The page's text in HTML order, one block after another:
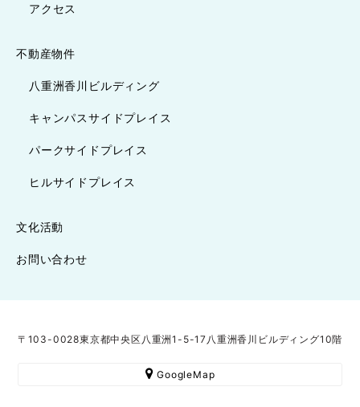
アクセス
不動産物件
八重洲香川ビルディング
キャンパスサイドプレイス
パークサイドプレイス
ヒルサイドプレイス
文化活動
お問い合わせ
〒103-0028東京都中央区八重洲1-5-17八重洲香川ビルディング10階
GoogleMap